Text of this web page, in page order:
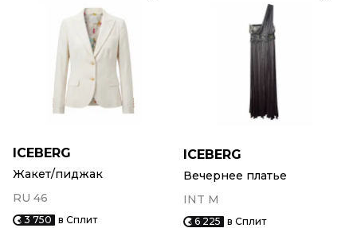
ICEBERG
Жакет/пиджак
RU 46
3 750 в Сплит
ICEBERG
Вечернее платье
INT M
6 225 в Сплит